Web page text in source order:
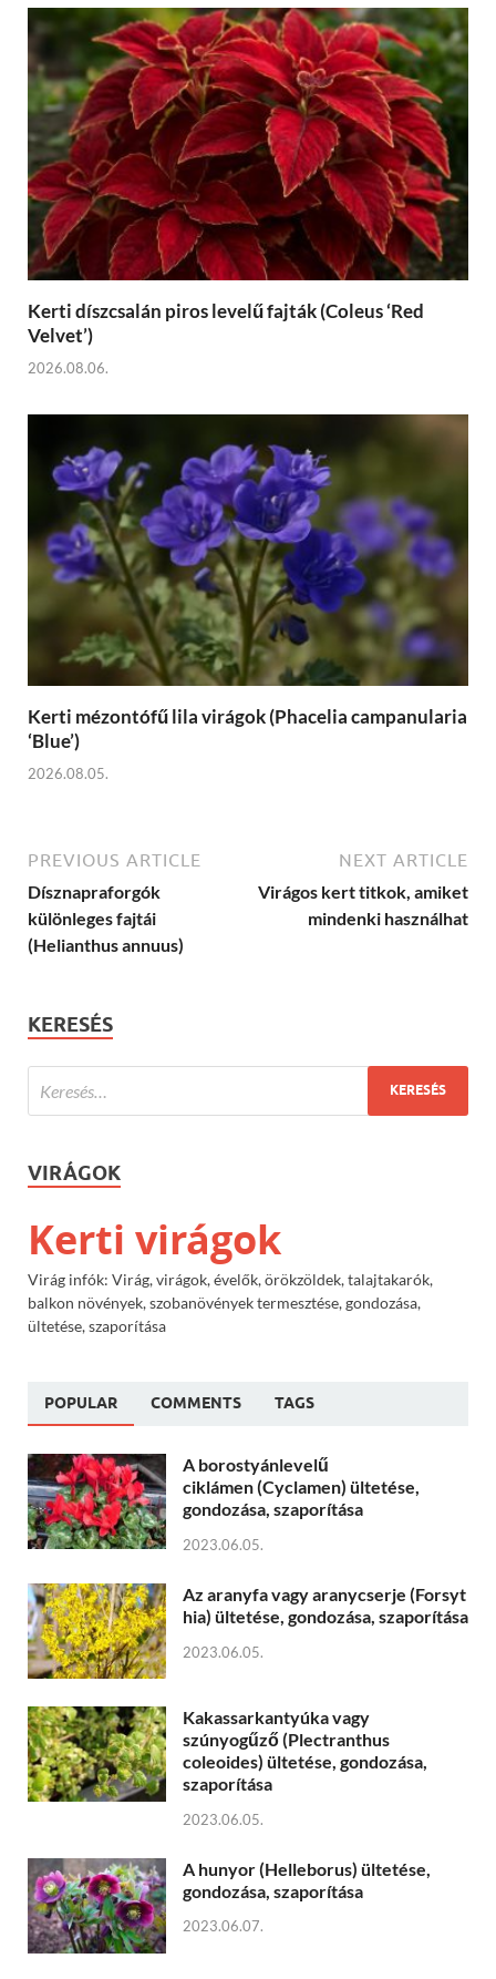
Kerti díszcsalán piros levelű fajták (Coleus ‘Red
Velvet’)
2026.08.06.
Kerti mézontófű lila virágok (Phacelia campanularia
‘Blue’)
2026.08.05.
PREVIOUS ARTICLE
Dísznapraforgók
különleges fajtái
(Helianthus annuus)
NEXT ARTICLE
Virágos kert titkok, amiket
mindenki használhat
KERESÉS
VIRÁGOK
Kerti virágok
Virág infók: Virág, virágok, évelők, örökzöldek, talajtakarók,
balkon növények, szobanövények termesztése, gondozása,
ültetése, szaporítása
POPULAR COMMENTS TAGS
A borostyánlevelű
ciklámen (Cyclamen) ültetése,
gondozása, szaporítása
2023.06.05.
Az aranyfa vagy aranycserje (Forsyt
hia) ültetése, gondozása, szaporítása
2023.06.05.
Kakassarkantyúka vagy
szúnyogűző (Plectranthus
coleoides) ültetése, gondozása,
szaporítása
2023.06.05.
A hunyor (Helleborus) ültetése,
gondozása, szaporítása
2023.06.07.